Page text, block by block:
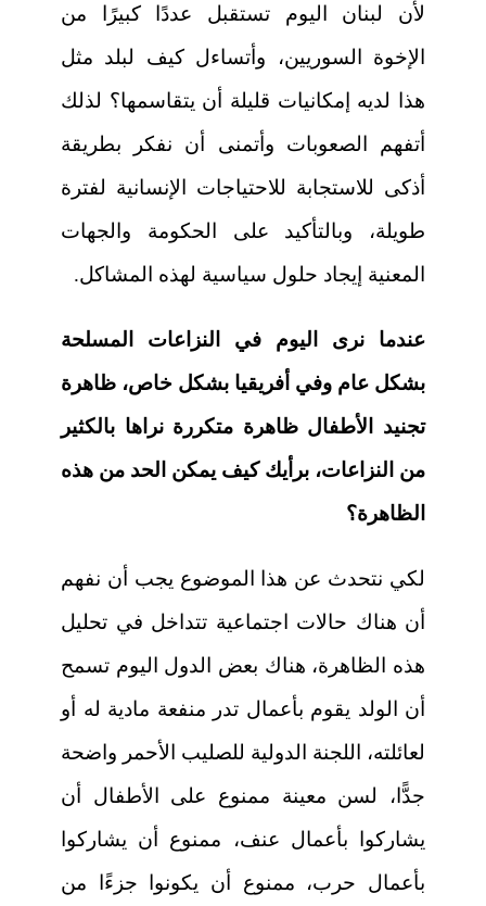
لأن لبنان اليوم تستقبل عددًا كبيرًا من
الإخوة السوريين، وأتساءل كيف لبلد مثل
هذا لديه إمكانيات قليلة أن يتقاسمها؟ لذلك
أتفهم الصعوبات وأتمنى أن نفكر بطريقة
أذكى للاستجابة للاحتياجات الإنسانية لفترة
طويلة، وبالتأكيد على الحكومة والجهات
المعنية إيجاد حلول سياسية لهذه المشاكل.
عندما نرى اليوم في النزاعات المسلحة
بشكل عام وفي أفريقيا بشكل خاص، ظاهرة
تجنيد الأطفال ظاهرة متكررة نراها بالكثير
من النزاعات، برأيك كيف يمكن الحد من هذه
الظاهرة؟
لكي نتحدث عن هذا الموضوع يجب أن نفهم
أن هناك حالات اجتماعية تتداخل في تحليل
هذه الظاهرة، هناك بعض الدول اليوم تسمح
أن الولد يقوم بأعمال تدر منفعة مادية له أو
لعائلته، اللجنة الدولية للصليب الأحمر واضحة
جدًّا، لسن معينة ممنوع على الأطفال أن
يشاركوا بأعمال عنف، ممنوع أن يشاركوا
بأعمال حرب، ممنوع أن يكونوا جزءًا من